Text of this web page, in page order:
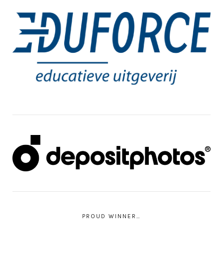
PROUD WINNER…